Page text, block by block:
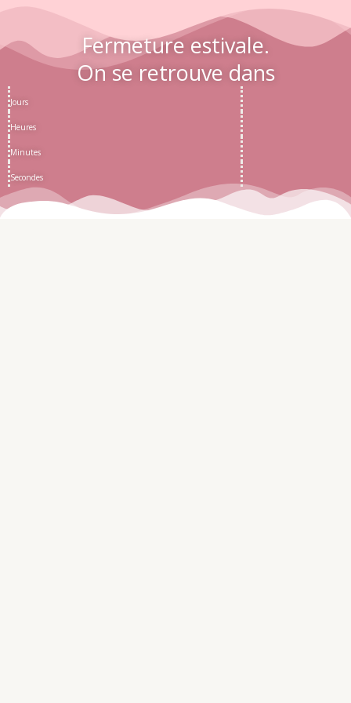
Fermeture estivale.
On se retrouve dans
Jours
Heures
Minutes
Secondes